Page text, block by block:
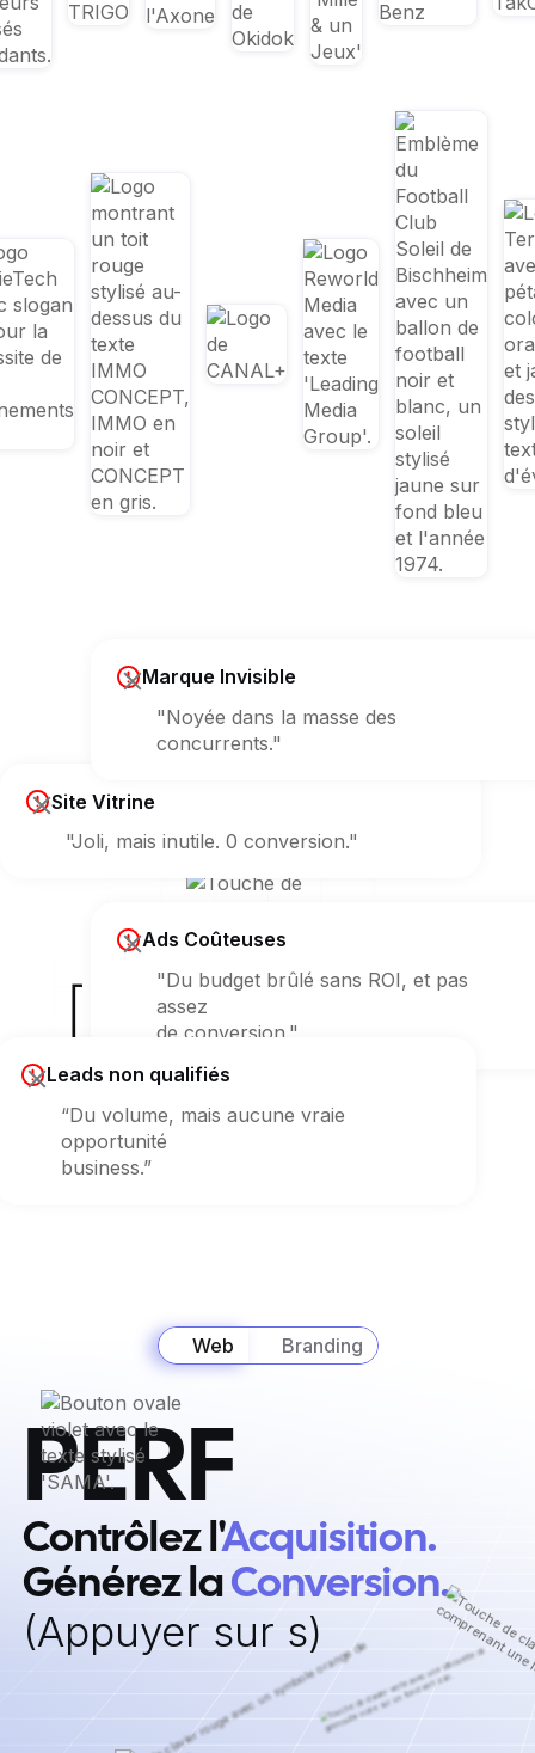
Ads Coûteuses
"Du budget brûlé sans ROI, et pas
assez
de conversion."
Leads non qualifiés
“Du volume, mais aucune vraie
opportunité
business.”
Site Vitrine
"Joli, mais inutile. 0 conversion."
Marque Invisible
"Noyée dans la masse des
concurrents."
[ Erreur 404 ]
sur votre croissance ?
Web Branding
PERF
Contrôlez l'Acquisition. ‍
Générez la Conversion.
‍(Appuyer sur s)